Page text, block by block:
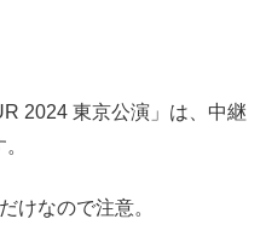
2024 東京公演」は、中継
けなので注意。